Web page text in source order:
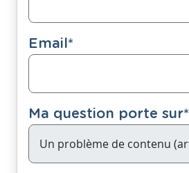
Email*
Ma question porte sur*